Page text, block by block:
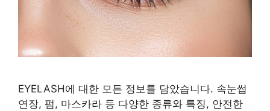
EYELASH에 대한 모든 정보를 담았습니다. 속눈썹
연장, 펌, 마스카라 등 다양한 종류와 특징, 안전한